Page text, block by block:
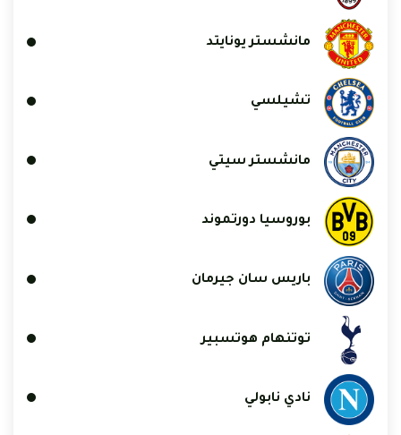
مانشستر يونايتد
تشيلسي
مانشستر سيتي
بوروسيا دورتموند
باريس سان جيرمان
توتنهام هوتسبير
نادي نابولي